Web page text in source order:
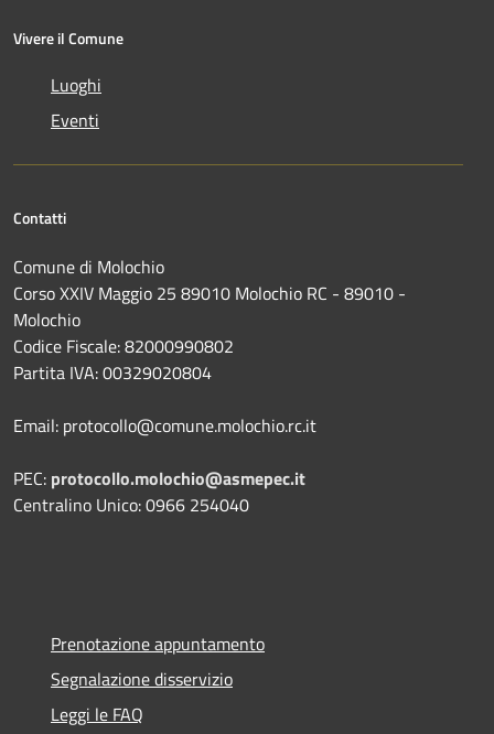
Vivere il Comune
Luoghi
Eventi
Contatti
Comune di Molochio
Corso XXIV Maggio 25 89010 Molochio RC - 89010 -
Molochio
Codice Fiscale: 82000990802
Partita IVA: 00329020804
Email: protocollo@comune.molochio.rc.it
PEC: protocollo.molochio@asmepec.it
Centralino Unico: 0966 254040
Prenotazione appuntamento
Segnalazione disservizio
Leggi le FAQ